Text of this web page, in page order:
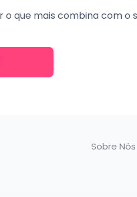
que mais combina com o
Sobre Nós